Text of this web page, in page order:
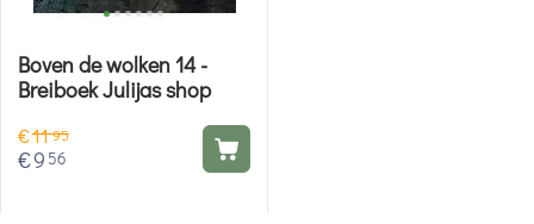
Boven de wolken 14 -
Breiboek Julijas shop
€1195
€9 56